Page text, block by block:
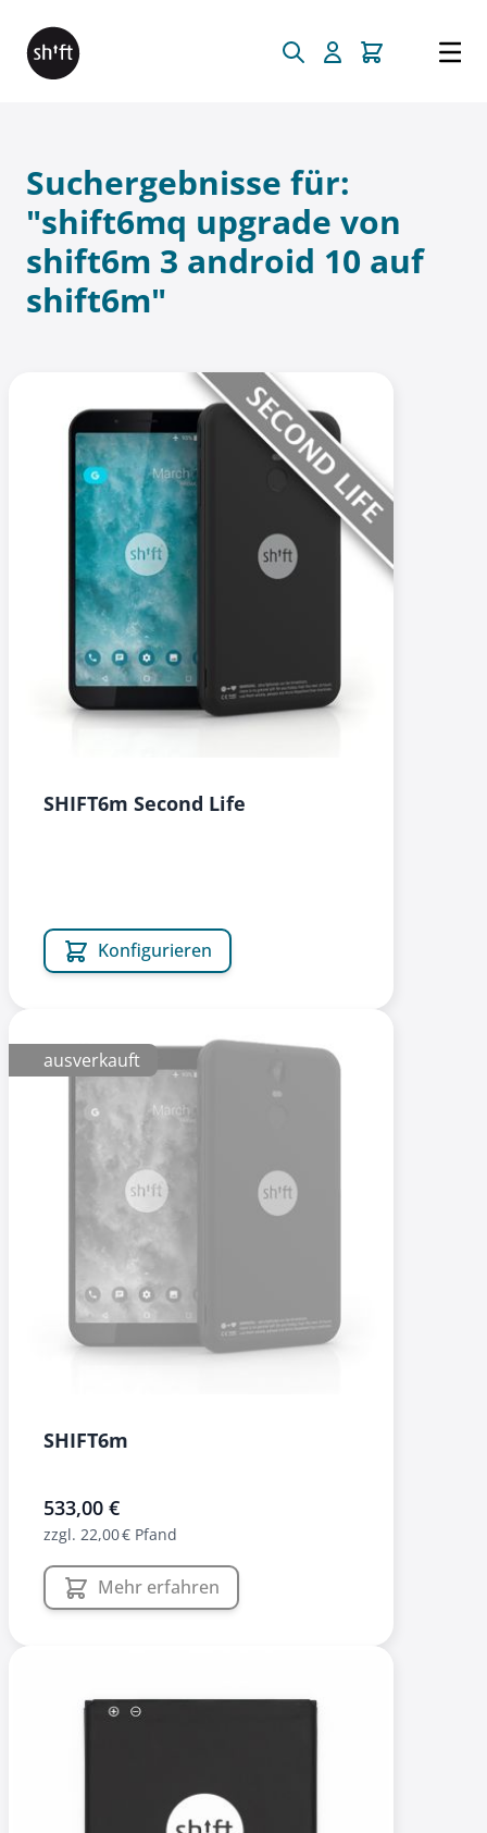
Suchergebnisse für:
"shift6mq upgrade von
shift6m 3 android 10 auf
shift6m"
SHIFT6m Second Life
Konfigurieren
ausverkauft
SHIFT6m
533,00 €
zzgl. 22,00 € Pfand
Mehr erfahren